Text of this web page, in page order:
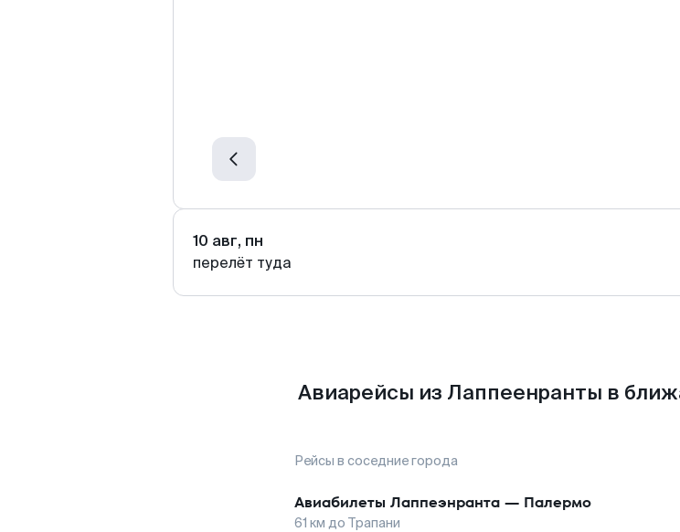
10 авг, пн
перелёт туда
Авиарейсы из Лаппеенранты в
Рейсы в соседние города
Авиабилеты Лаппеэнранта — Палермо
61 км до Трапани